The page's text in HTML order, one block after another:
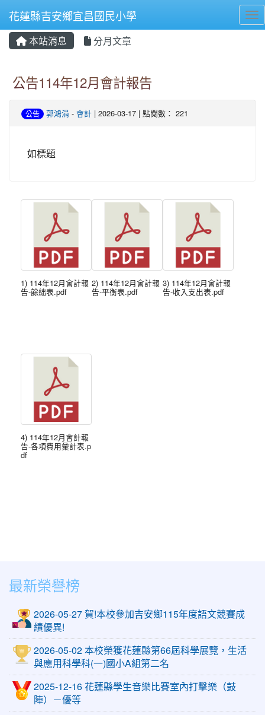
花蓮縣吉安鄉宜昌國民小學
本站消息 分月文章
公告114年12月會計報告
公告 郭鴻涓 - 會計 | 2026-03-17 | 點閱數： 221
如標題
1) 114年12月會計報
告-餘絀表.pdf
2) 114年12月會計報
告-平衡表.pdf
3) 114年12月會計報
告-收入支出表.pdf
4) 114年12月會計報
告-各項費用彙計表.p
df
最新榮譽榜
2026-05-27 賀!本校參加吉安鄉115年度語文競賽成
績優異!
2026-05-02 本校榮獲花蓮縣第66屆科學展覽，生活
與應用科學科(一)國小A組第二名
2025-12-16 花蓮縣學生音樂比賽室內打擊樂（鼓
陣）－優等